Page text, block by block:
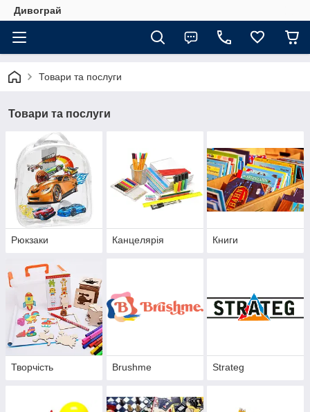
Дивограй
Товари та послуги
Товари та послуги
Рюкзаки Канцелярія Книги
Творчість Brushme Strateg